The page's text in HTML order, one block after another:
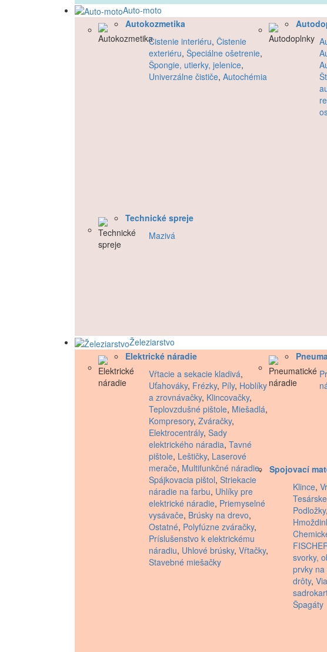
Auto-moto
Autokozmetika
Čistenie interiéru, Čistenie
exteriéru, Špeciálne ošetrenie,
Špongie, utierky, jelenice,
Univerzálne čističe, Autochémia
Technické spreje
Mazivá
Železiarstvo
Elektrické náradie
Vŕtacie a sekacie kladivá,
Uťahováky, Frézky, Píly, Hoblíky
a zrovnávačky, Klincovačky,
Teplovzdušné pištole, Miešadlá,
Kompresory, Zváračky,
Elektrocentrály, Sady
elektrického náradia, Tavné
pištole, Leštičky, Laserové
merače, Multifunkčné náradie,
Spájkovacia pištol, Striekacie
náradie na farbu, Uhlíky pre
elektrické náradie, Priemyselné
vysávače, Brúsky na drevo,
Ostatné, Polyfúzne zváračky,
Príslušenstvo k elektrickému
náradiu, Uhlové brúsky, Vŕtačky,
Stavebné miešačky
Spojovací
Klince,
Podložky,
svorky,
prvky
drôty,
Špagáty